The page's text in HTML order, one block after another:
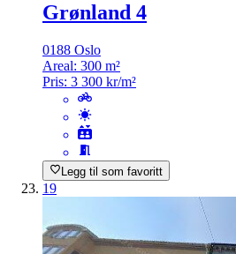
Grønland 4
0188 Oslo
Areal: 300 m²
Pris: 3 300 kr/m²
Legg til som favoritt
19